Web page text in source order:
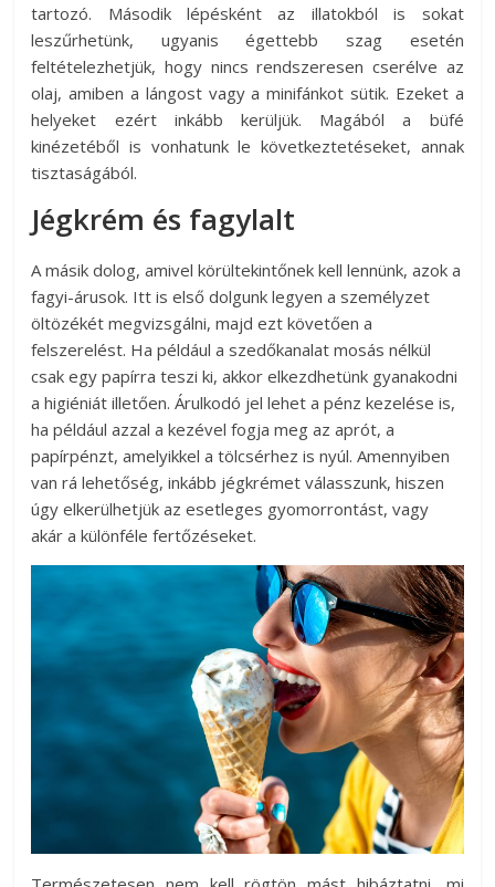
tartozó. Második lépésként az illatokból is sokat
leszűrhetünk, ugyanis égettebb szag esetén
feltételezhetjük, hogy nincs rendszeresen cserélve az
olaj, amiben a lángost vagy a minifánkot sütik. Ezeket a
helyeket ezért inkább kerüljük. Magából a büfé
kinézetéből is vonhatunk le következtetéseket, annak
tisztaságából.
Jégkrém és fagylalt
A másik dolog, amivel körültekintőnek kell lennünk, azok a
fagyi-árusok. Itt is első dolgunk legyen a személyzet
öltözékét megvizsgálni, majd ezt követően a
felszerelést. Ha például a szedőkanalat mosás nélkül
csak egy papírra teszi ki, akkor elkezdhetünk gyanakodni
a higiéniát illetően. Árulkodó jel lehet a pénz kezelése is,
ha például azzal a kezével fogja meg az aprót, a
papírpénzt, amelyikkel a tölcsérhez is nyúl. Amennyiben
van rá lehetőség, inkább jégkrémet válasszunk, hiszen
úgy elkerülhetjük az esetleges gyomorrontást, vagy
akár a különféle fertőzéseket.